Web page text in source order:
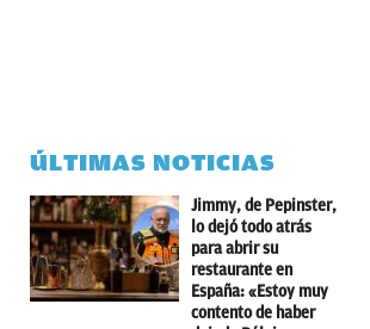
ÚLTIMAS NOTICIAS
Jimmy, de Pepinster,
lo dejó todo atrás
para abrir su
restaurante en
España: «Estoy muy
contento de haber